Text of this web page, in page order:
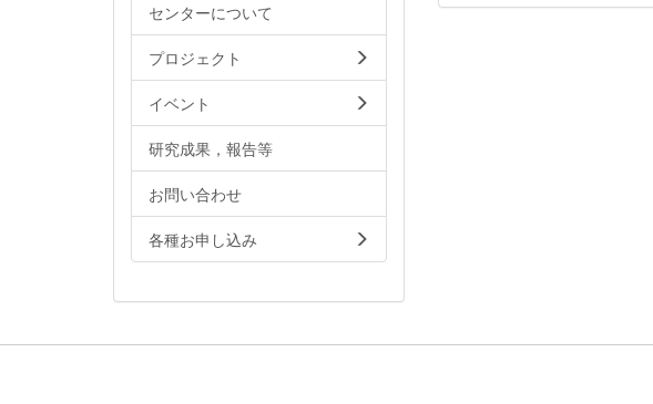
センターについて
プロジェクト
イベント
研究成果，報告等
お問い合わせ
各種お申し込み